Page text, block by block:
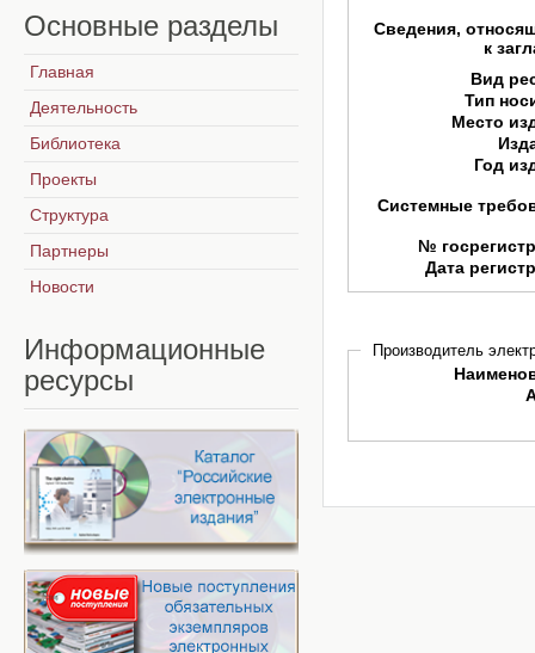
Сведения,
к
Вид
Тип
Место
Год
Системные
№
Дата
Производитель
Основные разделы
Главная
Деятельность
Библиотека
Проекты
Структура
Партнеры
Новости
Информационные
ресурсы